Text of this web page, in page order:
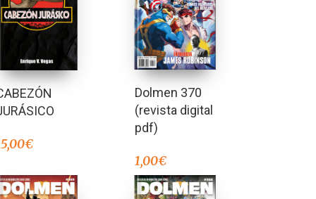
€
Dolmen 370
(revista digital
pdf)
1,00€